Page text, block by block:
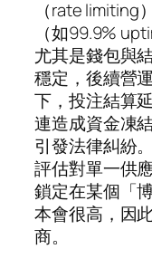
（rate limiting
（如99.9%
尤其是錢包與
穩定，後續營
下，投注結算
連造成資金凍
引發法律糾紛
評估對單一供
鎖定在某個「
本會很高，因
商。